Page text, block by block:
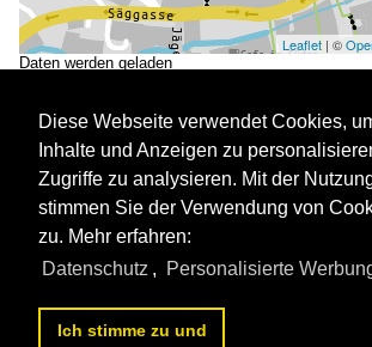
Leaflet | ©
Daten werden geladen
Fussgängerzone in Bad Tölz (Juni 2007)
Willi Dressel
Diese Webseite verwendet Cookies,
Inhalte und Anzeigen zu
Zugriffe zu analysieren. Mit der
stimmen Sie der Verwendung von
zu. Mehr erfahren:
Datenschutz , Personalisierte
Ich stimme zu und